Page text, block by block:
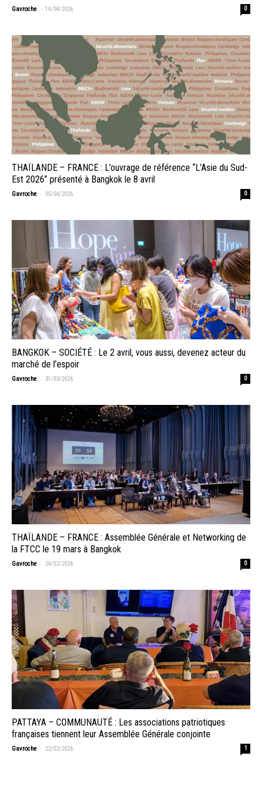
Gavroche - 14/04/2026 0
THAÏLANDE – FRANCE : L’ouvrage de référence “L’Asie du Sud-
Est 2026” présenté à Bangkok le 8 avril
Gavroche - 05/04/2026 0
BANGKOK – SOCIÉTÉ : Le 2 avril, vous aussi, devenez acteur du
marché de l’espoir
Gavroche - 31/03/2026 0
THAÏLANDE – FRANCE : Assemblée Générale et Networking de
la FTCC le 19 mars à Bangkok
Gavroche - 24/02/2026 0
PATTAYA – COMMUNAUTÉ : Les associations patriotiques
françaises tiennent leur Assemblée Générale conjointe
Gavroche - 22/02/2026 1